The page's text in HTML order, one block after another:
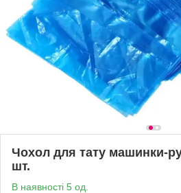
Чохол для тату машинки-
шт.
В наявності 5 од.